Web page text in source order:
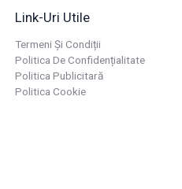
Link-Uri Utile
Termeni Și Condiții
Politica De Confidențialitate
Politica Publicitară
Politica Cookie